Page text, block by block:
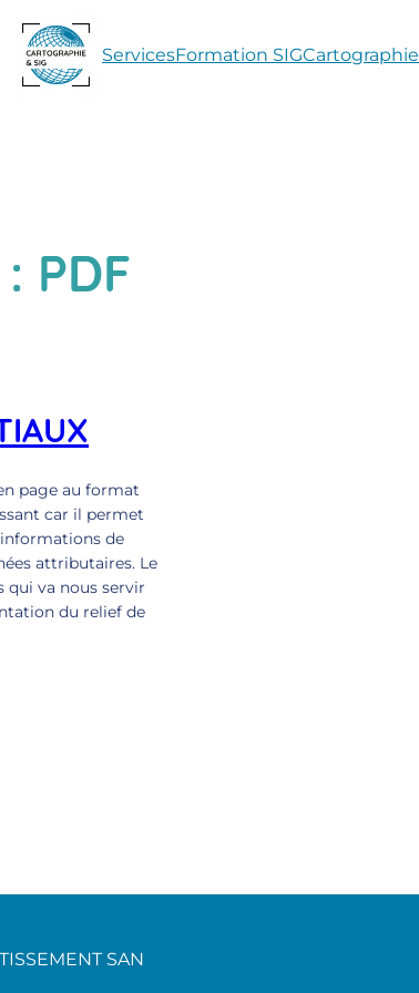
ServicesFormation SIGCartographie
PDF
page au format
car il permet
de
attributaires. Le
qui va nous servir
du relief de
SAN